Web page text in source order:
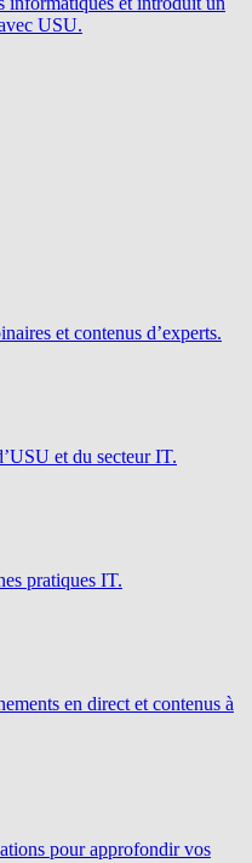
USU.
et contenus d’experts.
et du secteur IT.
pratiques IT.
en direct et contenus à
pour approfondir vos